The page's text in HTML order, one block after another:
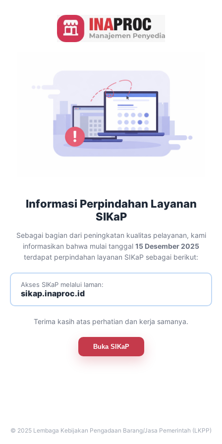
Informasi Perpindahan Layanan
SIKaP
Sebagai bagian dari peningkatan kualitas pelayanan, kami
informasikan bahwa mulai tanggal 15 Desember 2025
terdapat perpindahan layanan SIKaP sebagai berikut:
Akses SIKaP melalui laman:
sikap.inaproc.id
Terima kasih atas perhatian dan kerja samanya.
Buka SIKaP
© 2025 Lembaga Kebijakan Pengadaan Barang/Jasa Pemerintah (LKPP)